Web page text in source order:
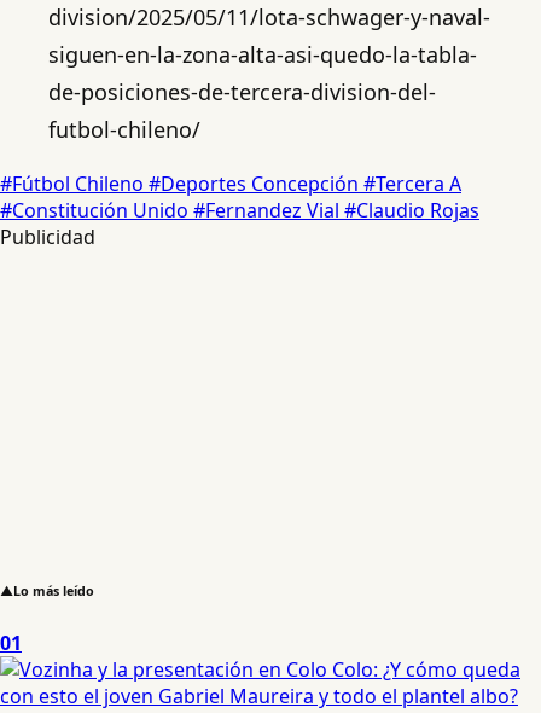
division/2025/05/11/lota-schwager-y-naval-
siguen-en-la-zona-alta-asi-quedo-la-tabla-
de-posiciones-de-tercera-division-del-
futbol-chileno/
#Fútbol Chileno #Deportes Concepción #Tercera A
#Constitución Unido #Fernandez Vial #Claudio Rojas
Publicidad
▲Lo más leído
01